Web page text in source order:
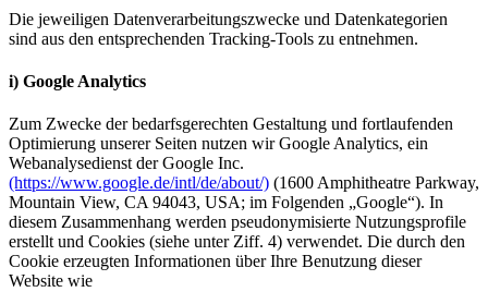
Die jeweiligen Datenverarbeitungszwecke und Datenkategorien
sind aus den entsprechenden Tracking-Tools zu entnehmen.
i) Google Analytics
Zum Zwecke der bedarfsgerechten Gestaltung und fortlaufenden
Optimierung unserer Seiten nutzen wir Google Analytics, ein
Webanalysedienst der Google Inc.
(https://www.google.de/intl/de/about/) (1600 Amphitheatre Parkway,
Mountain View, CA 94043, USA; im Folgenden „Google“). In
diesem Zusammenhang werden pseudonymisierte Nutzungsprofile
erstellt und Cookies (siehe unter Ziff. 4) verwendet. Die durch den
Cookie erzeugten Informationen über Ihre Benutzung dieser
Website wie